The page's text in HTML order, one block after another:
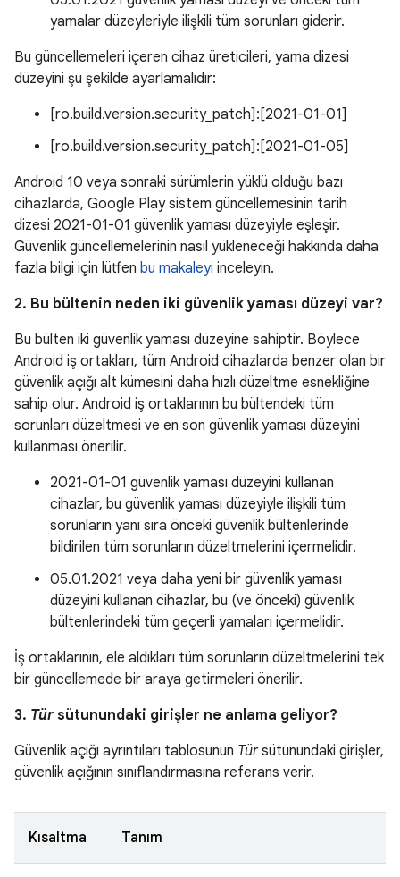
yamalar düzeyleriyle ilişkili tüm sorunları giderir.
Bu güncellemeleri içeren cihaz üreticileri, yama dizesi
düzeyini şu şekilde ayarlamalıdır:
[ro.build.version.security_patch]:[2021-01-01]
[ro.build.version.security_patch]:[2021-01-05]
Android 10 veya sonraki sürümlerin yüklü olduğu bazı
cihazlarda, Google Play sistem güncellemesinin tarih
dizesi 2021-01-01 güvenlik yaması düzeyiyle eşleşir.
Güvenlik güncellemelerinin nasıl yükleneceği hakkında daha
fazla bilgi için lütfen bu makaleyi inceleyin.
2. Bu bültenin neden iki güvenlik yaması düzeyi var?
Bu bülten iki güvenlik yaması düzeyine sahiptir. Böylece
Android iş ortakları, tüm Android cihazlarda benzer olan bir
güvenlik açığı alt kümesini daha hızlı düzeltme esnekliğine
sahip olur. Android iş ortaklarının bu bültendeki tüm
sorunları düzeltmesi ve en son güvenlik yaması düzeyini
kullanması önerilir.
2021-01-01 güvenlik yaması düzeyini kullanan
cihazlar, bu güvenlik yaması düzeyiyle ilişkili tüm
sorunların yanı sıra önceki güvenlik bültenlerinde
bildirilen tüm sorunların düzeltmelerini içermelidir.
05.01.2021 veya daha yeni bir güvenlik yaması
düzeyini kullanan cihazlar, bu (ve önceki) güvenlik
bültenlerindeki tüm geçerli yamaları içermelidir.
İş ortaklarının, ele aldıkları tüm sorunların düzeltmelerini tek
bir güncellemede bir araya getirmeleri önerilir.
3. Tür sütunundaki girişler ne anlama geliyor?
Güvenlik açığı ayrıntıları tablosunun Türsütunundaki girişler,
güvenlik açığının sınıflandırmasına referans verir.
Kısaltma Tanım